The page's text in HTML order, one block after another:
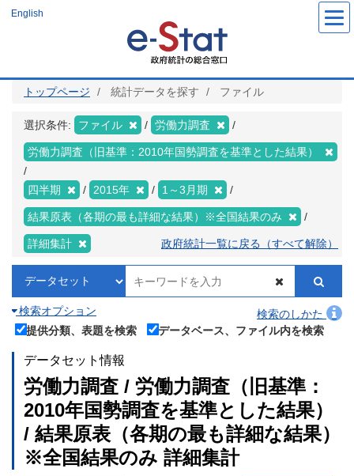
ツ
English
トップページ 統計データを探す ファイル
選択条件: ファイル 労働力調査
労働力調査（旧基準：2010年国勢調査を基準とした結果）
四半期 2015年 1～3月期
結果原表（各期の最も詳細な結果）※全国結果のみ
詳細集計 政府統計一覧に戻る（すべて解除）
検索オプション
検索のしかた
提供分類、表題を検索
データベース、ファイル内を検索
データセット情報
労働力調査 / 労働力調査（旧基準：
2010年国勢調査を基準とした結果）
/ 結果原表（各期の最も詳細な結果）
※全国結果のみ 詳細集計